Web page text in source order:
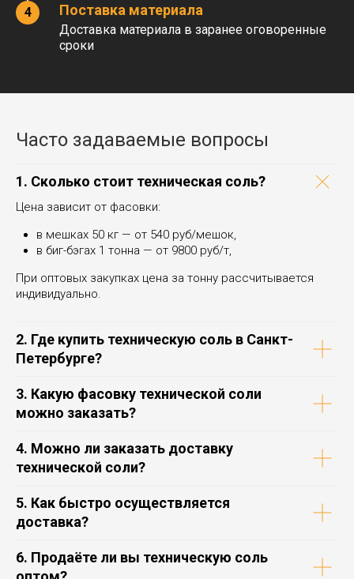
Поставка материала
Доставка материала в заранее оговоренные
сроки
Часто задаваемые вопросы
1. Сколько стоит техническая соль?
Цена зависит от фасовки:
в мешках 50 кг — от 540 руб/мешок,
в биг-бэгах 1 тонна — от 9800 руб/т,
При оптовых закупках цена за тонну рассчитывается
индивидуально.
2. Где купить техническую соль в Санкт-
Петербурге?
3. Какую фасовку технической соли
можно заказать?
4. Можно ли заказать доставку
технической соли?
5. Как быстро осуществляется
доставка?
6. Продаёте ли вы техническую соль
Заказать расчет цены
Получить консультацию
Остались вопросы по покупке
технической соли?